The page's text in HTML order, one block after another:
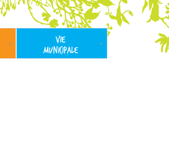
VIE
MUNICIPALE